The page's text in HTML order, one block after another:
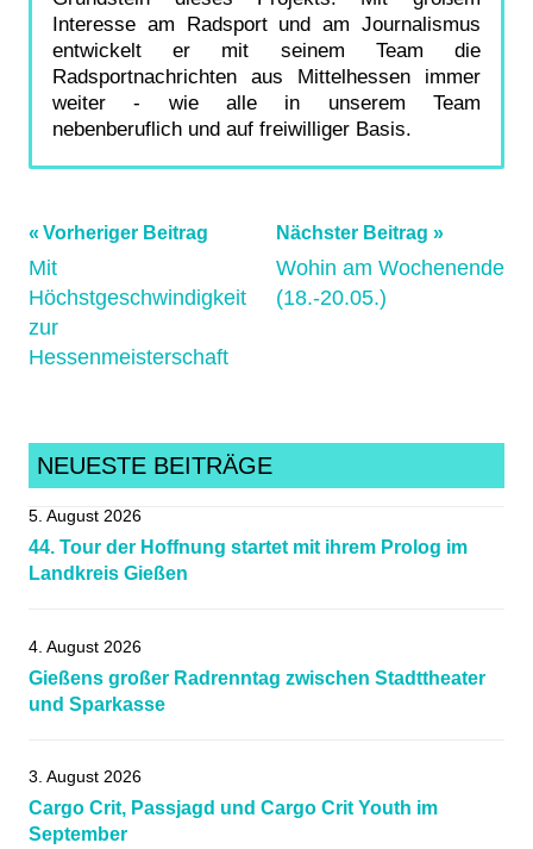
Interesse am Radsport und am Journalismus
entwickelt er mit seinem Team die
Radsportnachrichten aus Mittelhessen immer
weiter - wie alle in unserem Team
nebenberuflich und auf freiwilliger Basis.
Schlagwörter:
Kunstradsport
Mittelhessen,
nachwuchs
Radball ,
Beitragsnavigation
Vorheriger Beitrag
Mit
Höchstgeschwindigkeit
zur
Hessenmeisterschaft
Nächster Beitrag
Wohin am Wochenende
(18.-20.05.)
NEUESTE BEITRÄGE
5. August 2026
44. Tour der Hoffnung startet mit ihrem Prolog im
Landkreis Gießen
4. August 2026
Gießens großer Radrenntag zwischen Stadttheater
und Sparkasse
3. August 2026
Cargo Crit, Passjagd und Cargo Crit Youth im
September